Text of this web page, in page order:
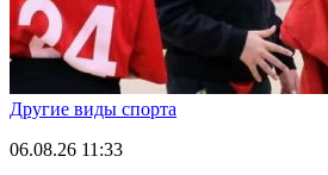
Другие виды спорта
06.08.26 11:33